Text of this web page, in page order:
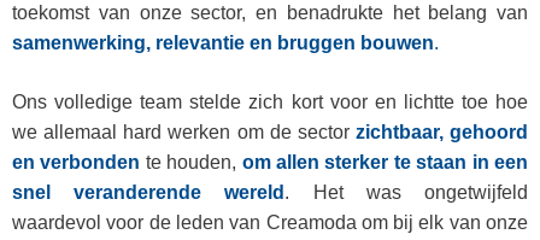
toekomst van onze sector, en benadrukte het belang van
samenwerking, relevantie en bruggen bouwen.
Ons volledige team stelde zich kort voor en lichtte toe hoe
we allemaal hard werken om de sector zichtbaar, gehoord
en verbonden te houden, om allen sterker te staan in een
snel veranderende wereld . Het was ongetwijfeld
waardevol voor de leden van Creamoda om bij elk van onze